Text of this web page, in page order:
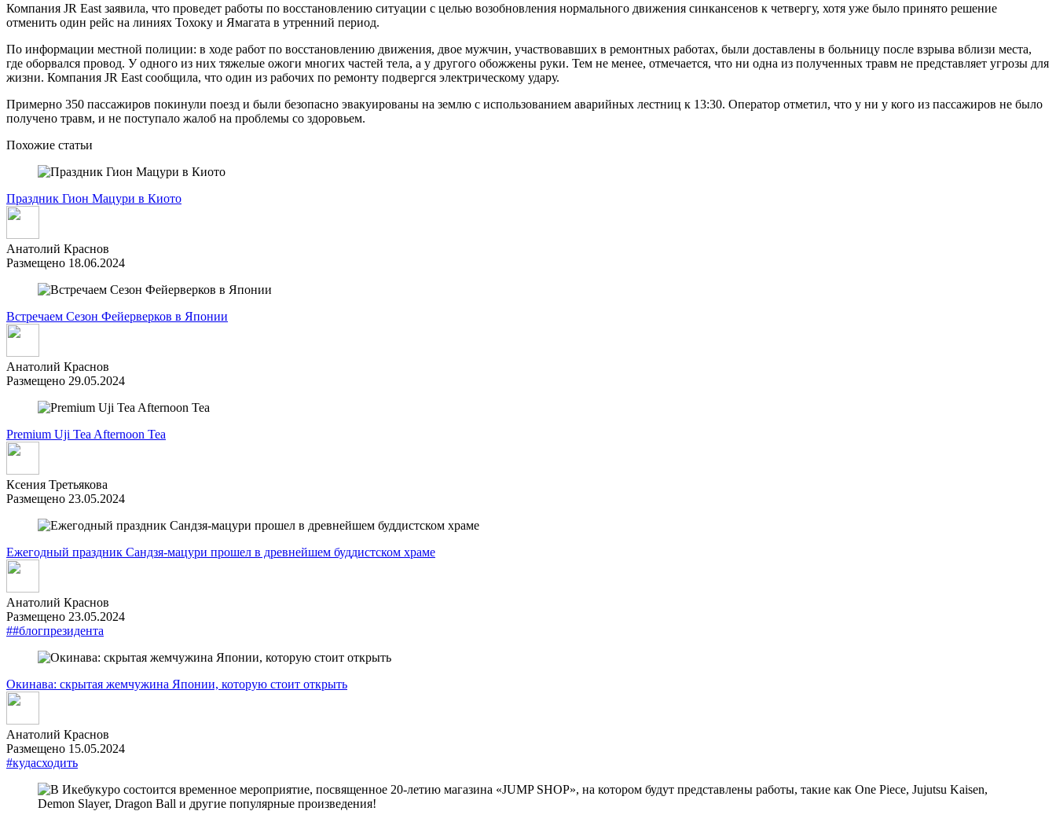
Компания JR East заявила, что проведет работы по восстановлению ситуации с целью возобновления нормального движения синкансенов к четвергу, хотя уже было принято решение
отменить один рейс на линиях Тохоку и Ямагата в утренний период.
По информации местной полиции: в ходе работ по восстановлению движения, двое мужчин, участвовавших в ремонтных работах, были доставлены в больницу после взрыва вблизи места,
где оборвался провод. У одного из них тяжелые ожоги многих частей тела, а у другого обожжены руки. Тем не менее, отмечается, что ни одна из полученных травм не представляет угрозы для
жизни. Компания JR East сообщила, что один из рабочих по ремонту подвергся электрическому удару.
Примерно 350 пассажиров покинули поезд и были безопасно эвакуированы на землю с использованием аварийных лестниц к 13:30. Оператор отметил, что у ни у кого из пассажиров не было
получено травм, и не поступало жалоб на проблемы со здоровьем.
Похожие статьи
Праздник Гион Мацури в Киото
Анатолий Краснов
Размещено 18.06.2024
Встречаем Сезон Фейерверков в Японии
Анатолий Краснов
Размещено 29.05.2024
Premium Uji Tea Afternoon Tea
Ксения Третьякова
Размещено 23.05.2024
Ежегодный праздник Сандзя-мацури прошел в древнейшем буддистском храме
Анатолий Краснов
Размещено 23.05.2024
##блогпрезидента
Окинава: скрытая жемчужина Японии, которую стоит открыть
Анатолий Краснов
Размещено 15.05.2024
#кудасходить